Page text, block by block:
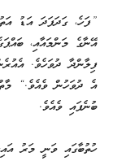
”ފަހެ، ގަދަފަދަ އަޑު
އޭނާގެ މަންމައާއި،
ފިލާންދާ ދުވަހެވެ.
އެ ދުވަހުން ވެއެވެ.“
ބުނެފައި ވެއެވެ.
ހުތުބާގައި ވަނީ މަރު